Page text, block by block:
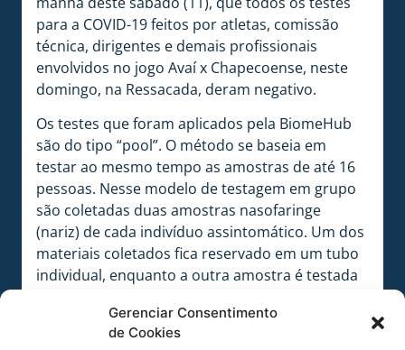
Gerenciar Consentimento
de Cookies
para a COVID-19 feitos por atletas, comissão
técnica, dirigentes e demais profissionais
envolvidos no jogo Avaí x Chapecoense, neste
domingo, na Ressacada, deram negativo.
Os testes que foram aplicados pela BiomeHub
são do tipo “pool”. O método se baseia em
testar ao mesmo tempo as amostras de até 16
pessoas. Nesse modelo de testagem em grupo
são coletadas duas amostras nasofaringe
(nariz) de cada indivíduo assintomático. Um dos
materiais coletados fica reservado em um tubo
individual, enquanto a outra amostra é testada